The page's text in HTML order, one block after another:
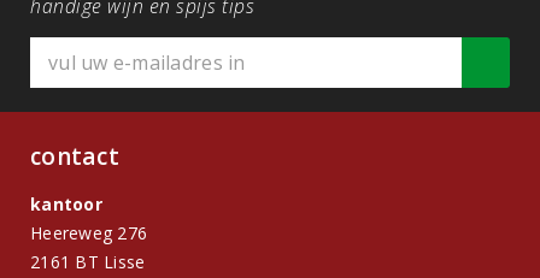
handige wijn en spijs tips
contact
kantoor
Heereweg 276
2161 BT Lisse